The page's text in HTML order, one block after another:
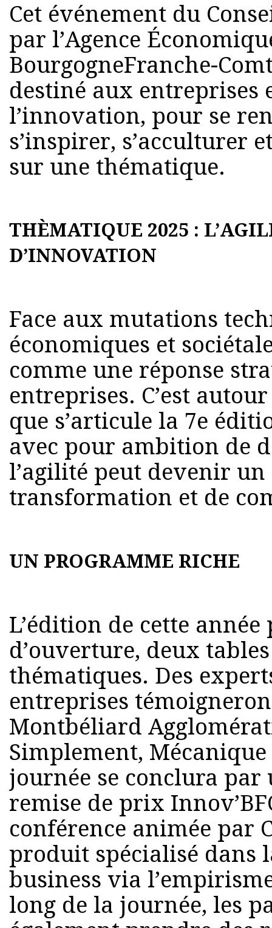
Cet événement du
par l’Agence
BourgogneFranche-
destiné aux entreprises
l’innovation, pour se
s’inspirer, s’acculturer
sur une thématique.
THÈMATIQUE 2025 :
D’INNOVATION
Face aux mutations
économiques et
comme une réponse
entreprises. C’est
que s’articule la 7e
avec pour ambition de
l’agilité peut devenir
transformation et de
UN PROGRAMME RICHE
L’édition de cette
d’ouverture, deux
thématiques. Des
entreprises
Montbéliard
Simplement,
journée se conclura par
remise de prix
conférence animée par
produit spécialisé dans
business via
long de la journée, les